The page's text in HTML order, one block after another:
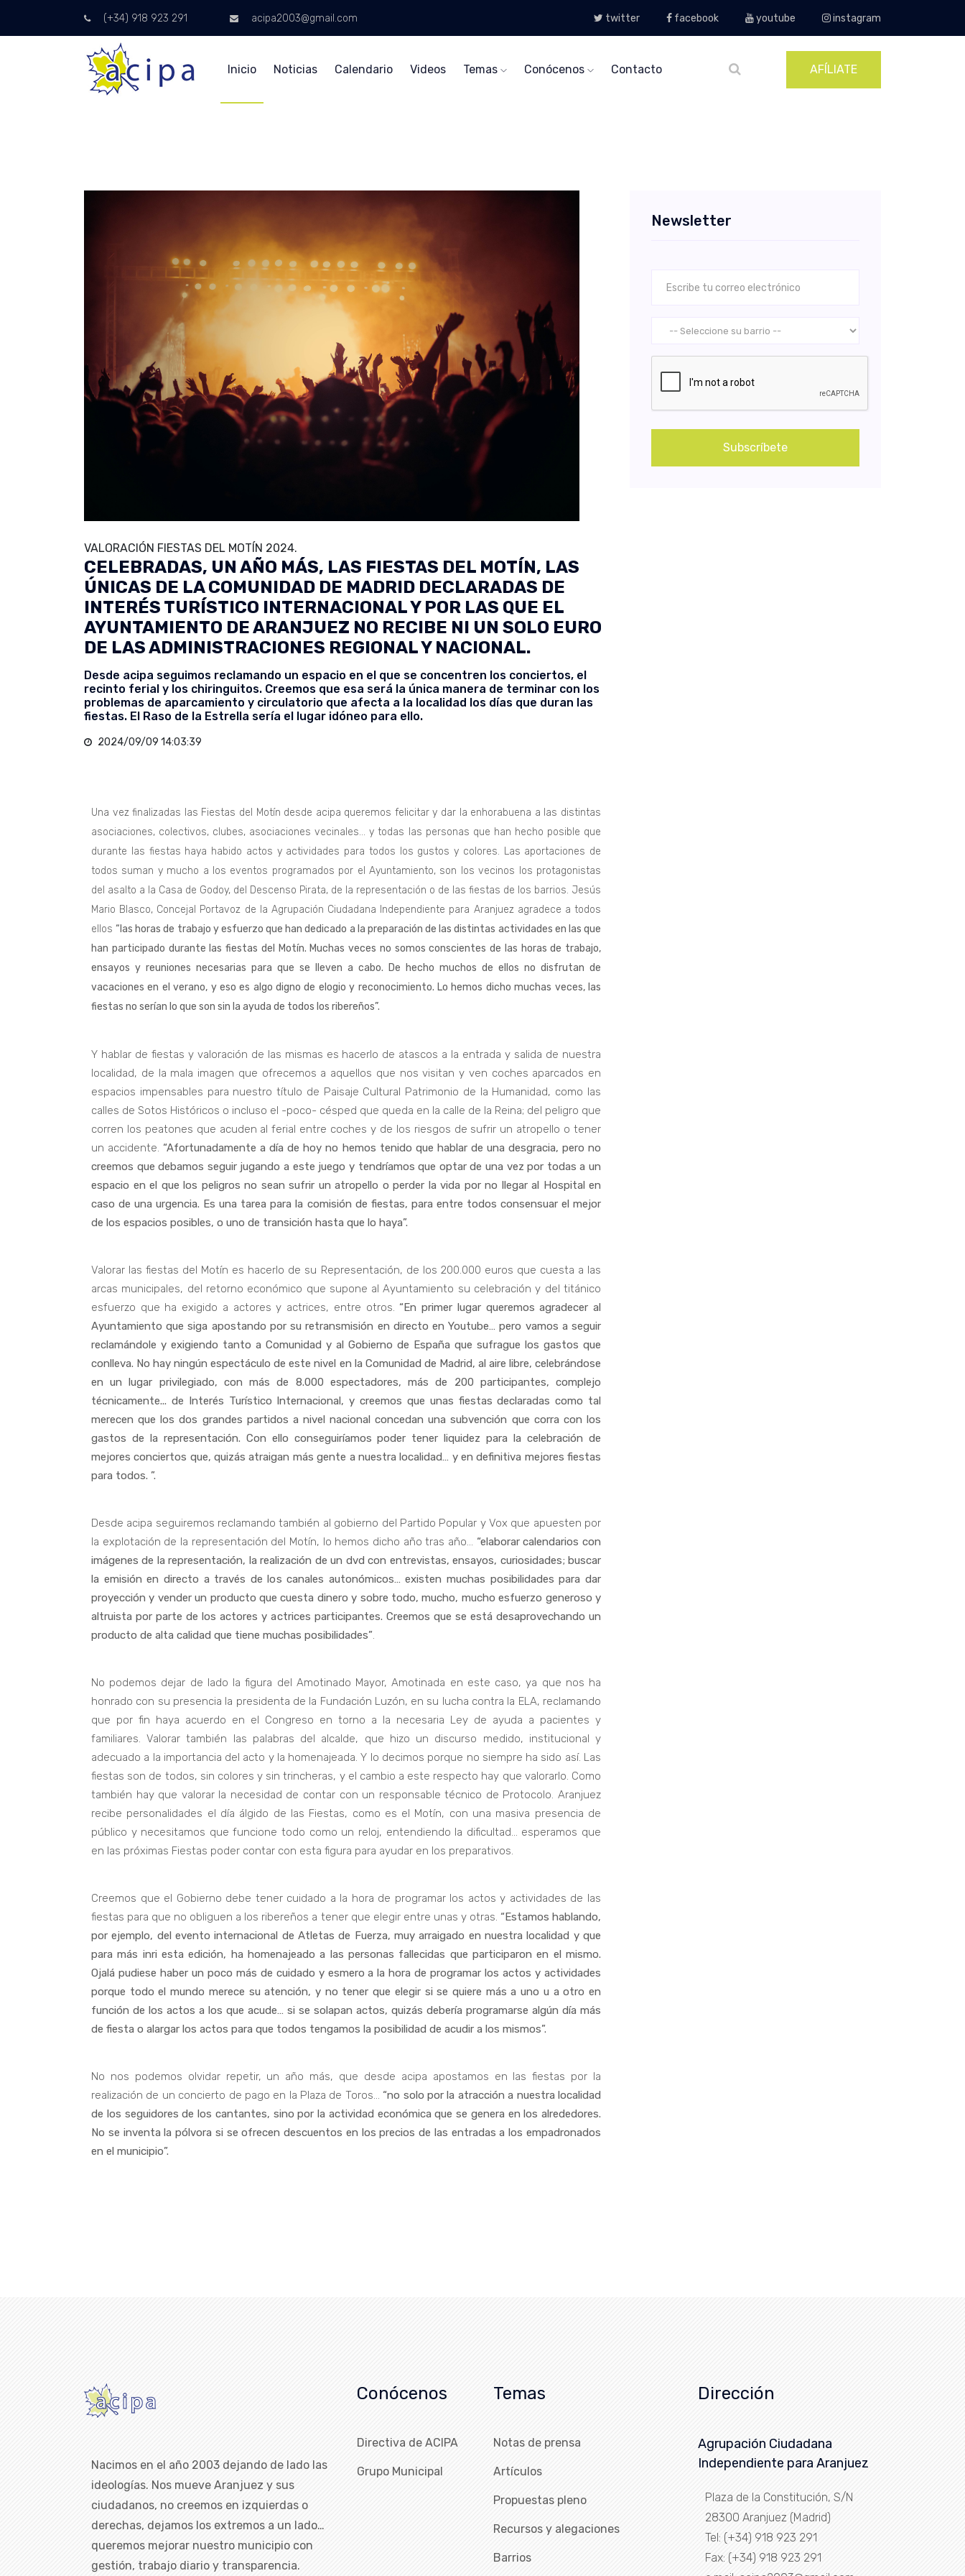
(+34) 918 923 291 acipa2003@gmail.com twitter facebook youtube instagram
Inicio Noticias Calendario Videos Temas Conócenos Contacto AFÍLIATE
VALORACIÓN FIESTAS DEL MOTÍN 2024.
CELEBRADAS, UN AÑO MÁS, LAS FIESTAS DEL MOTÍN, LAS
ÚNICAS DE LA COMUNIDAD DE MADRID DECLARADAS DE
INTERÉS TURÍSTICO INTERNACIONAL Y POR LAS QUE EL
AYUNTAMIENTO DE ARANJUEZ NO RECIBE NI UN SOLO EURO
DE LAS ADMINISTRACIONES REGIONAL Y NACIONAL.
Desde acipa seguimos reclamando un espacio en el que se concentren los conciertos, el
recinto ferial y los chiringuitos. Creemos que esa será la única manera de terminar con los
problemas de aparcamiento y circulatorio que afecta a la localidad los días que duran las
fiestas. El Raso de la Estrella sería el lugar idóneo para ello.
2024/09/09 14:03:39
Una vez finalizadas las Fiestas del Motín desde acipa queremos felicitar y dar la enhorabuena a las distintas
asociaciones, colectivos, clubes, asociaciones vecinales… y todas las personas que han hecho posible que
durante las fiestas haya habido actos y actividades para todos los gustos y colores. Las aportaciones de
todos suman y mucho a los eventos programados por el Ayuntamiento, son los vecinos los protagonistas
del asalto a la Casa de Godoy, del Descenso Pirata, de la representación o de las fiestas de los barrios. Jesús
Mario Blasco, Concejal Portavoz de la Agrupación Ciudadana Independiente para Aranjuez agradece a todos
ellos“las horas de trabajo y esfuerzo que han dedicado a la preparación de las distintas actividades en las que
han participado durante las fiestas del Motín. Muchas veces no somos conscientes de las horas de trabajo,
ensayos y reuniones necesarias para que se lleven a cabo. De hecho muchos de ellos no disfrutan de
vacaciones en el verano, y eso es algo digno de elogio y reconocimiento. Lo hemos dicho muchas veces, las
fiestas no serían lo que son sin la ayuda de todos los ribereños”.
Y hablar de fiestas y valoración de las mismas es hacerlo de atascos a la entrada y salida de nuestra
localidad, de la mala imagen que ofrecemos a aquellos que nos visitan y ven coches aparcados en
espacios impensables para nuestro título de Paisaje Cultural Patrimonio de la Humanidad, como las
calles de Sotos Históricos o incluso el -poco- césped que queda en la calle de la Reina; del peligro que
corren los peatones que acuden al ferial entre coches y de los riesgos de sufrir un atropello o tener
un accidente. “Afortunadamente a día de hoy no hemos tenido que hablar de una desgracia, pero no
creemos que debamos seguir jugando a este juego y tendríamos que optar de una vez por todas a un
espacio en el que los peligros no sean sufrir un atropello o perder la vida por no llegar al Hospital en
caso de una urgencia. Es una tarea para la comisión de fiestas, para entre todos consensuar el mejor
de los espacios posibles, o uno de transición hasta que lo haya”.
Valorar las fiestas del Motín es hacerlo de su Representación, de los 200.000 euros que cuesta a las
arcas municipales, del retorno económico que supone al Ayuntamiento su celebración y del titánico
esfuerzo que ha exigido a actores y actrices, entre otros. “En primer lugar queremos agradecer al
Ayuntamiento que siga apostando por su retransmisión en directo en Youtube… pero vamos a seguir
reclamándole y exigiendo tanto a Comunidad y al Gobierno de España que sufrague los gastos que
conlleva. No hay ningún espectáculo de este nivel en la Comunidad de Madrid, al aire libre, celebrándose
en un lugar privilegiado, con más de 8.000 espectadores, más de 200 participantes, complejo
técnicamente... de Interés Turístico Internacional, y creemos que unas fiestas declaradas como tal
merecen que los dos grandes partidos a nivel nacional concedan una subvención que corra con los
gastos de la representación. Con ello conseguiríamos poder tener liquidez para la celebración de
mejores conciertos que, quizás atraigan más gente a nuestra localidad… y en definitiva mejores fiestas
para todos. ”.
Desde acipa seguiremos reclamando también al gobierno del Partido Popular y Vox que apuesten por
la explotación de la representación del Motín, lo hemos dicho año tras año… “elaborar calendarios con
imágenes de la representación, la realización de un dvd con entrevistas, ensayos, curiosidades; buscar
la emisión en directo a través de los canales autonómicos… existen muchas posibilidades para dar
proyección y vender un producto que cuesta dinero y sobre todo, mucho, mucho esfuerzo generoso y
altruista por parte de los actores y actrices participantes. Creemos que se está desaprovechando un
producto de alta calidad que tiene muchas posibilidades”.
No podemos dejar de lado la figura del Amotinado Mayor, Amotinada en este caso, ya que nos ha
honrado con su presencia la presidenta de la Fundación Luzón, en su lucha contra la ELA, reclamando
que por fin haya acuerdo en el Congreso en torno a la necesaria Ley de ayuda a pacientes y
familiares. Valorar también las palabras del alcalde, que hizo un discurso medido, institucional y
adecuado a la importancia del acto y la homenajeada. Y lo decimos porque no siempre ha sido así. Las
fiestas son de todos, sin colores y sin trincheras, y el cambio a este respecto hay que valorarlo. Como
también hay que valorar la necesidad de contar con un responsable técnico de Protocolo. Aranjuez
recibe personalidades el día álgido de las Fiestas, como es el Motín, con una masiva presencia de
público y necesitamos que funcione todo como un reloj, entendiendo la dificultad… esperamos que
en las próximas Fiestas poder contar con esta figura para ayudar en los preparativos.
Creemos que el Gobierno debe tener cuidado a la hora de programar los actos y actividades de las
fiestas para que no obliguen a los ribereños a tener que elegir entre unas y otras. “Estamos hablando,
por ejemplo, del evento internacional de Atletas de Fuerza, muy arraigado en nuestra localidad y que
para más inri esta edición, ha homenajeado a las personas fallecidas que participaron en el mismo.
Ojalá pudiese haber un poco más de cuidado y esmero a la hora de programar los actos y actividades
porque todo el mundo merece su atención, y no tener que elegir si se quiere más a uno u a otro en
función de los actos a los que acude… si se solapan actos, quizás debería programarse algún día más
de fiesta o alargar los actos para que todos tengamos la posibilidad de acudir a los mismos”.
No nos podemos olvidar repetir, un año más, que desde acipa apostamos en las fiestas por la
realización de un concierto de pago en la Plaza de Toros… “no solo por la atracción a nuestra localidad
de los seguidores de los cantantes, sino por la actividad económica que se genera en los alrededores.
No se inventa la pólvora si se ofrecen descuentos en los precios de las entradas a los empadronados
en el municipio”.
Newsletter
Subscríbete
Nacimos en el año 2003 dejando de lado las
ideologías. Nos mueve Aranjuez y sus
ciudadanos, no creemos en izquierdas o
derechas, dejamos los extremos a un lado…
queremos mejorar nuestro municipio con
gestión, trabajo diario y transparencia.
Conócenos
Directiva de ACIPA
Grupo Municipal
Temas
Notas de prensa
Artículos
Propuestas pleno
Recursos y alegaciones
Barrios
Dirección
Agrupación Ciudadana
Independiente para Aranjuez
Plaza de la Constitución, S/N
28300 Aranjuez (Madrid)
Tel: (+34) 918 923 291
Fax: (+34) 918 923 291